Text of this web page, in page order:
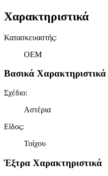
Χαρακτηριστικά
Κατασκευαστής:
OEM
Βασικά Χαρακτηριστικά
Σχέδιο:
Αστέρια
Είδος:
Τοίχου
Έξτρα Χαρακτηριστικά